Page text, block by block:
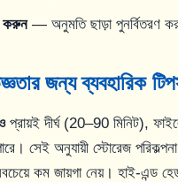
করুন— অনুমতি ছাড়া পুনর্বিতরণ
জন্য ব্যবহারিক
প্রায়ই দীর্ঘ (20–90 মিনিট),
সেই অনুযায়ী স্টোরেজ
কম জায়গা নেয়। হাই-